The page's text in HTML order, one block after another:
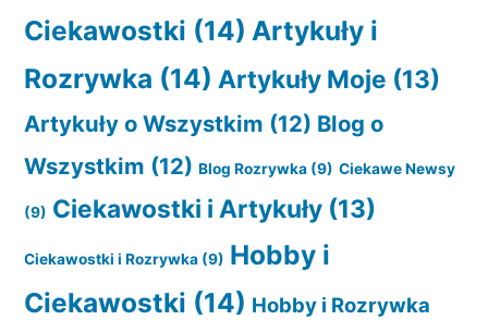
Ciekawostki (14) Artykuły i
Rozrywka (14) Artykuły Moje (13)
Artykuły o Wszystkim (12) Blog o
Wszystkim (12) Blog Rozrywka (9) Ciekawe Newsy
(9) Ciekawostki i Artykuły (13)
Ciekawostki i Rozrywka (9) Hobby i
Ciekawostki (14) Hobby i Rozrywka